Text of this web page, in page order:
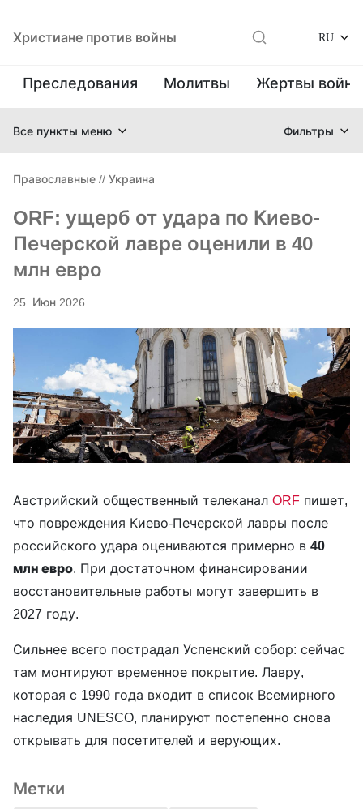
Христиане против войны RU
Преследования Молитвы Жертвы
Все пункты меню Фильтры
Православные // Украина
ORF: ущерб от удара по Киево-
Печерской лавре оценили в 40
млн евро
25. Июн 2026
Австрийский общественный телеканал ORF пишет,
что повреждения Киево-Печерской лавры после
российского удара оцениваются примерно в 40
млн евро. При достаточном финансировании
восстановительные работы могут завершить в
2027 году.
Сильнее всего пострадал Успенский собор: сейчас
там монтируют временное покрытие. Лавру,
которая с 1990 года входит в список Всемирного
наследия UNESCO, планируют постепенно снова
открывать для посетителей и верующих.
Метки